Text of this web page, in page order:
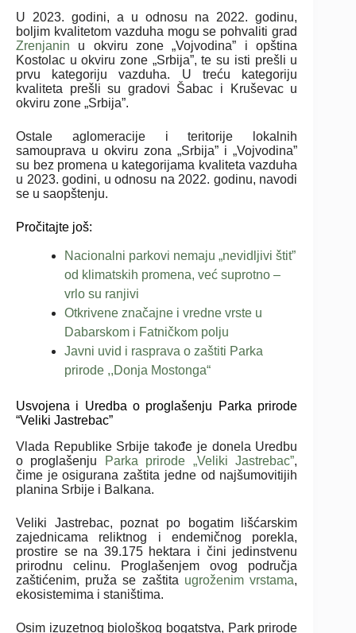
U 2023. godini, a u odnosu na 2022. godinu,
boljim kvalitetom vazduha mogu se pohvaliti grad
Zrenjanin u okviru zone „Vojvodina” i opština
Kostolac u okviru zone „Srbija”, te su isti prešli u
prvu kategoriju vazduha. U treću kategoriju
kvaliteta prešli su gradovi Šabac i Kruševac u
okviru zone „Srbija”.
Ostale aglomeracije i teritorije lokalnih
samouprava u okviru zona „Srbija” i „Vojvodina”
su bez promena u kategorijama kvaliteta vazduha
u 2023. godini, u odnosu na 2022. godinu, navodi
se u saopštenju.
Pročitajte još:
Nacionalni parkovi nemaju „nevidljivi štit”
od klimatskih promena, već suprotno –
vrlo su ranjivi
Otkrivene značajne i vredne vrste u
Dabarskom i Fatničkom polju
Javni uvid i rasprava o zaštiti Parka
prirode ,,Donja Mostonga“
Usvojena i Uredba o proglašenju Parka prirode
“Veliki Jastrebac”
Vlada Republike Srbije takođe je donela Uredbu
o proglašenju
Parka prirode „Veliki Jastrebac”,
čime je osigurana zaštita jedne od najšumovitijih
planina Srbije i Balkana.
Veliki Jastrebac, poznat po bogatim lišćarskim
zajednicama reliktnog i endemičnog porekla,
prostire se na 39.175 hektara i čini jedinstvenu
prirodnu celinu. Proglašenjem ovog područja
zaštićenim, pruža se zaštita ugroženim vrstama,
ekosistemima i staništima.
Osim izuzetnog biološkog bogatstva, Park prirode